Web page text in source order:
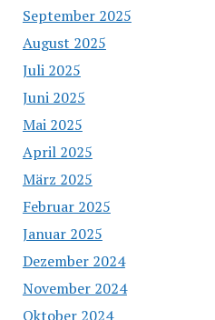
September 2025
August 2025
Juli 2025
Juni 2025
Mai 2025
April 2025
März 2025
Februar 2025
Januar 2025
Dezember 2024
November 2024
Oktober 2024